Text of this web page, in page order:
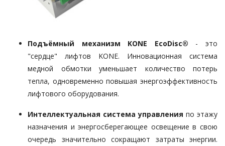
Подъёмный механизм KONE EcoDisc® - это
"сердце" лифтов KONE. Инновационная система
медной обмотки уменьшает количество потерь
тепла, одновременно повышая энергоэффективность
лифтового оборудования.
Интеллектуальная система управления по этажу
назначения и энергосберегающее освещение в свою
очередь значительно сокращают затраты энергии.